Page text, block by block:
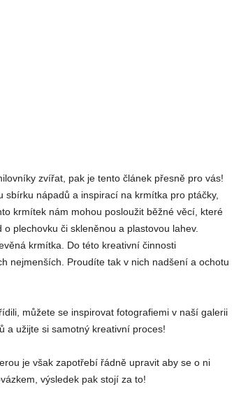
zvířat, pak je tento článek přesně pro vás!
nápadů a inspirací na krmítka pro ptáčky,
krmítek nám mohou posloužit běžné věcí, které
plechovku či skleněnou a plastovou lahev.
krmítka. Do této kreativní činnosti
nejmenších. Proudíte tak v nich nadšení a ochotu
můžete se inspirovat fotografiemi v naší galerii
a užijte si samotný kreativní proces!
je však zapotřebí řádně upravit aby se o ni
výsledek pak stojí za to!